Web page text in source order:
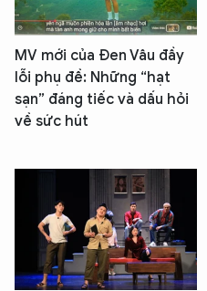
MV mới của Đen Vâu đầy
lỗi phụ đề: Những “hạt
sạn” đáng tiếc và dấu hỏi
về sức hút